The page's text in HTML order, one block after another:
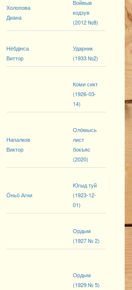
Холопова
Диана
Войвыв
кодзув
(2012 №8)
Нёбдінса
Виттор
Ударник
(1933 №2)
Коми сикт
(1926-03-
14)
Напалков
Виктор
Олӧмысь
лист
бокъяс
(2020)
Ӧньӧ Агни
Югыд туй
(1923-12-
01)
Ордым
(1927 № 2)
Ордым
(1929 № 5)